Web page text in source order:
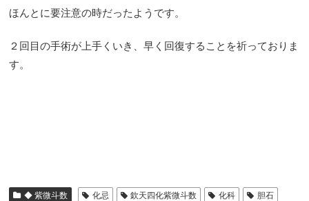
ほんとに要注意の時だったようです。
２回目の手術が上手くいき、早く回復することを祈っておりま
す。
◆ 紫微斗数 化忌 欽天四化紫微斗数 化科
胆石